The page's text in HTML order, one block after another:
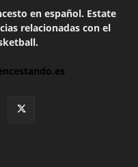
en español. Estate
relacionadas con el